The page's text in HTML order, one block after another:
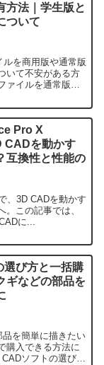
方法｜学生版と
ついて
を商用版や通常版
いて不安がある方
ァイルを通常版で
Pro X
CADを動かす
互換性と性能の
、3D CADを動かす
この記事では、
に...
び方と一括購
ギなどの部品を
を簡単に描きたい
購入できる方法に
ソフトの選び方